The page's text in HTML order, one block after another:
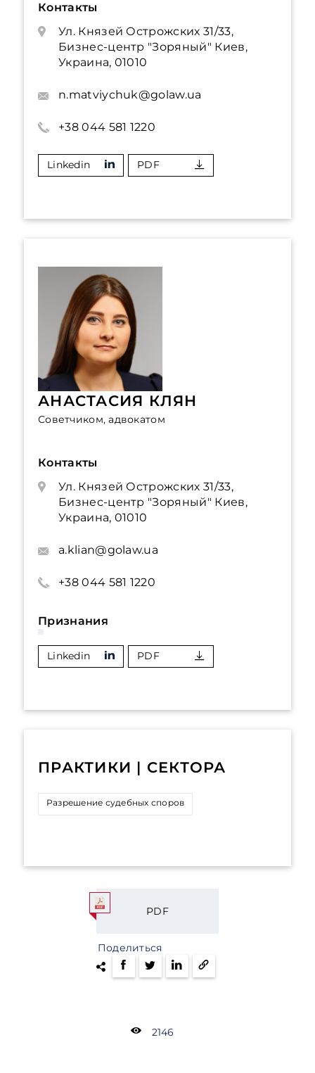
Контакты
Ул. Князей Острожских 31/33,
Бизнес-центр "Зоряный" Киев,
Украина, 01010
n.matviychuk@golaw.ua
+38 044 581 1220
Linkedin PDF
АНАСТАСИЯ КЛЯН
Советчиком, адвокатом
Контакты
Ул. Князей Острожских 31/33,
Бизнес-центр "Зоряный" Киев,
Украина, 01010
a.klian@golaw.ua
+38 044 581 1220
Признания
Linkedin PDF
ПРАКТИКИ | СЕКТОРА
Разрешение судебных споров
PDF
Поделиться
2146